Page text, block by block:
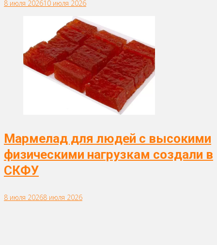
8 июля 202610 июля 2026
Мармелад для людей с высокими
физическими нагрузкам создали в
СКФУ
8 июля 20268 июля 2026